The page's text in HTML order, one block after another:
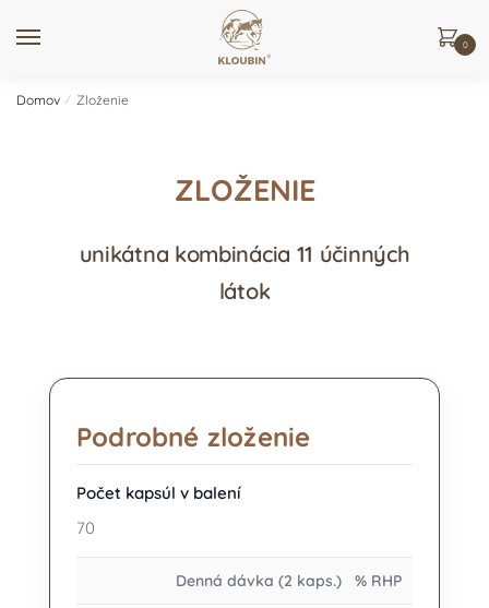
0
Domov / Zloženie
ZLOŽENIE
unikátna kombinácia 11 účinných
látok
Podrobné zloženie
Počet kapsúl v balení
70
Denná dávka (2 kaps.) % RHP